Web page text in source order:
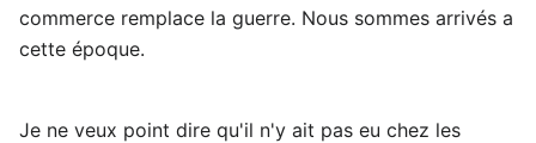
commerce remplace la guerre. Nous sommes arrivés a
cette époque.
Je ne veux point dire qu'il n'y ait pas eu chez les